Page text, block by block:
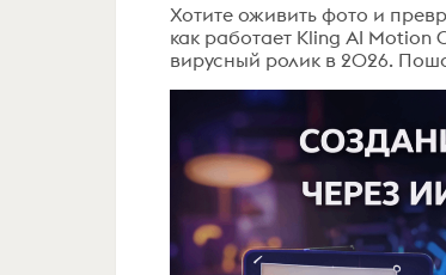
Хотите оживить фото и
как работает Kling AI Motion
вирусный ролик в 2026.